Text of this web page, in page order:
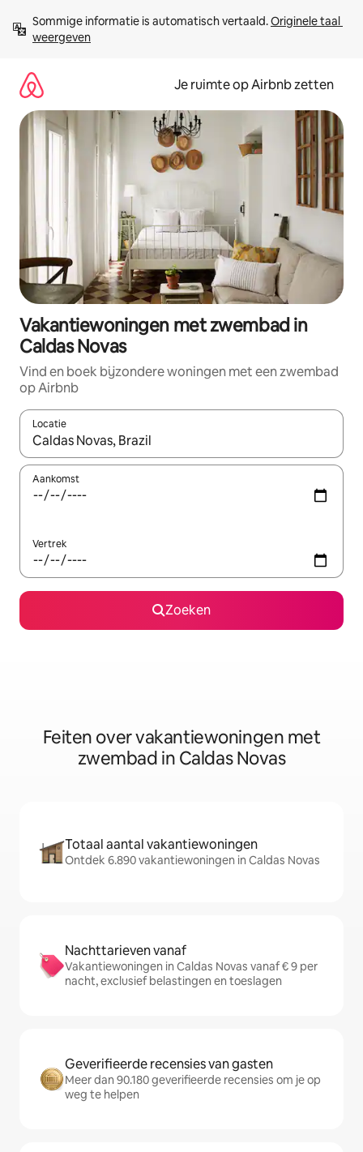
direct
naar
Sommige informatie is automatisch vertaald. Originele taal
weergeven
Je ruimte op Airbnb zetten
Vakantiewoningen met zwembad in
Caldas Novas
Vind en boek bijzondere woningen met een zwembad
op Airbnb
Locatie
Wanneer er suggesties beschikbaar zijn, maak je een keuze
Aankomst
Vertrek
Zoeken
Feiten over vakantiewoningen met
zwembad in Caldas Novas
Totaal aantal vakantiewoningen
Ontdek 6.890 vakantiewoningen in Caldas Novas
Nachttarieven vanaf
Vakantiewoningen in Caldas Novas vanaf € 9 per
nacht, exclusief belastingen en toeslagen
Geverifieerde recensies van gasten
Meer dan 90.180 geverifieerde recensies om je op
weg te helpen